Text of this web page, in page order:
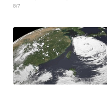
8/7